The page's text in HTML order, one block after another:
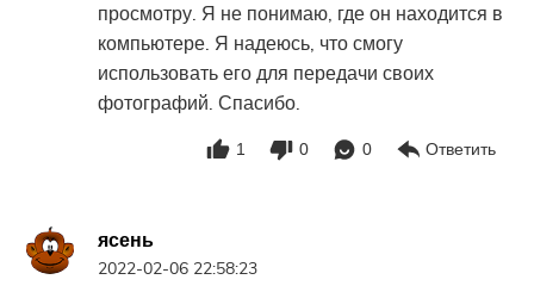
просмотру. Я не понимаю, где он находится в
компьютере. Я надеюсь, что смогу
использовать его для передачи своих
фотографий. Спасибо.
1 0 0 Ответить
ясень
2022-02-06 22:58:23